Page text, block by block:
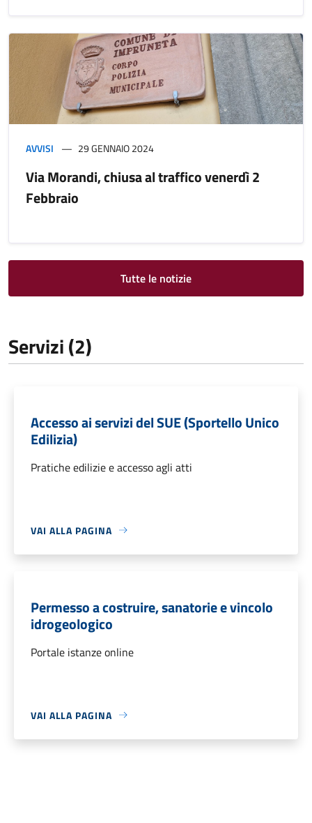
AVVISI 29 GENNAIO 2024
Via Morandi, chiusa al traffico venerdì 2
Febbraio
Tutte le notizie
Servizi (2)
Accesso ai servizi del SUE (Sportello Unico
Edilizia)
Pratiche edilizie e accesso agli atti
VAI ALLA PAGINA
Permesso a costruire, sanatorie e vincolo
idrogeologico
Portale istanze online
VAI ALLA PAGINA